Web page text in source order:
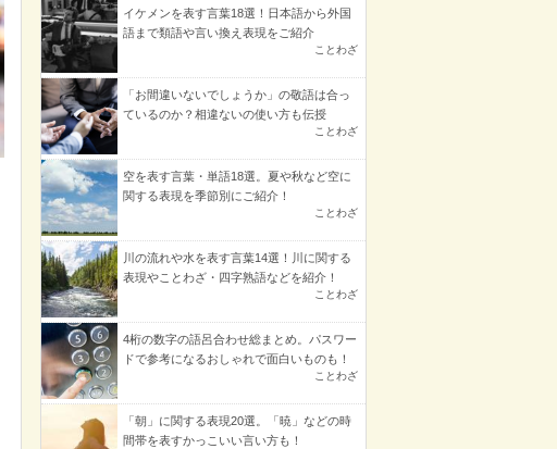
イケメンを表す言葉18選！日本語から外国
語まで類語や言い換え表現をご紹介
ことわざ
「お間違いないでしょうか」の敬語は合っ
ているのか？相違ないの使い方も伝授
ことわざ
空を表す言葉・単語18選。夏や秋など空に
関する表現を季節別にご紹介！
ことわざ
川の流れや水を表す言葉14選！川に関する
表現やことわざ・四字熟語などを紹介！
ことわざ
4桁の数字の語呂合わせ総まとめ。パスワー
ドで参考になるおしゃれで面白いものも！
ことわざ
「朝」に関する表現20選。「暁」などの時
間帯を表すかっこいい言い方も！